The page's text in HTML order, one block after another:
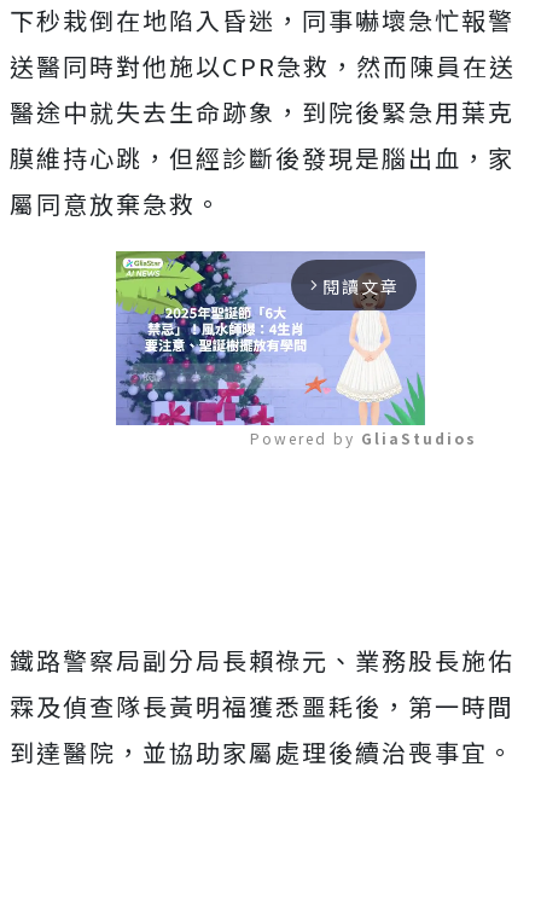
下秒栽倒在地陷入昏迷，同事嚇壞急忙報警
送醫同時對他施以CPR急救，然而陳員在送
醫途中就失去生命跡象，到院後緊急用葉克
膜維持心跳，但經診斷後發現是腦出血，家
屬同意放棄急救。
arrow_forward_ios 閱讀文章
Powered by GliaStudios
鐵路警察局副分局長賴祿元、業務股長施佑
霖及偵查隊長黃明福獲悉噩耗後，第一時間
到達醫院，並協助家屬處理後續治喪事宜。